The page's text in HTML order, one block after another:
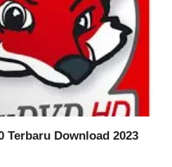
Terbaru Download 2023